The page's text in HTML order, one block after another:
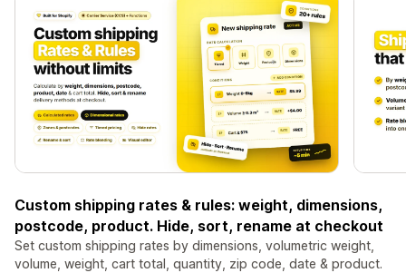
Custom shipping rates & rules: weight, dimensions,
postcode, product. Hide, sort, rename at checkout
Set custom shipping rates by dimensions, volumetric weight,
volume, weight, cart total, quantity, zip code, date & product.